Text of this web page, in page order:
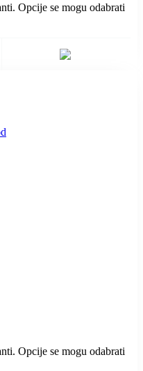
Opcije se mogu odabrati
Opcije se mogu odabrati